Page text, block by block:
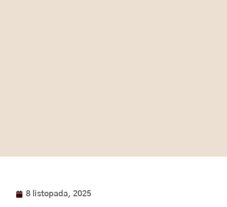
8 listopada, 2025